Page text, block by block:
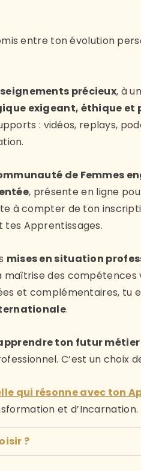
entre ton évolution
précieux, à
exigeant, éthique et
: vidéos, replays,
de Femmes
, présente en ligne
à compter de ton
tes Apprentissages.
mises en situation
maîtrise des
et complémentaires, tu
.
ton futur
C’est un choix
qui résonne avec ton
et d’Incarnation.
?